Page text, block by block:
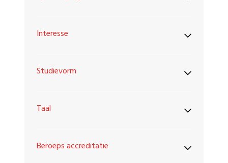
Interesse
Studievorm
Taal
Beroeps accreditatie